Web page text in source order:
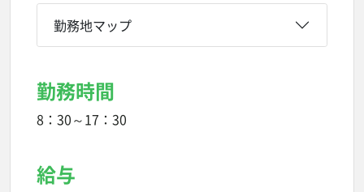
勤務地マップ
勤務時間
8：30～17：30
給与